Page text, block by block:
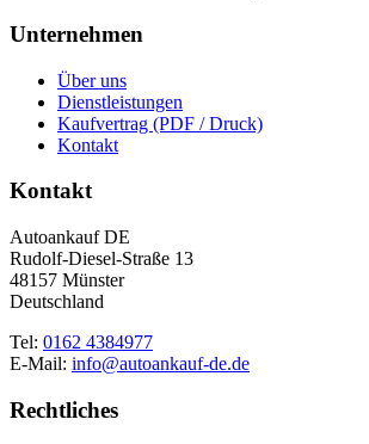
Unternehmen
Über uns
Dienstleistungen
Kaufvertrag (PDF / Druck)
Kontakt
Kontakt
Autoankauf DE
Rudolf-Diesel-Straße 13
48157 Münster
Deutschland
Tel: 0162 4384977
E-Mail: info@autoankauf-de.de
Rechtliches